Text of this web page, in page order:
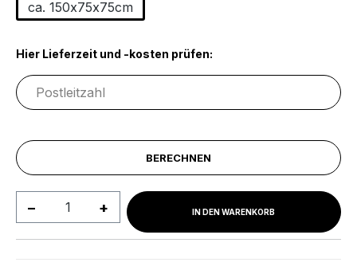
ca. 150x75x75cm
Hier Lieferzeit und -kosten prüfen:
BERECHNEN
Produkt Anzahl: Gib denIN DEN WARENKORB